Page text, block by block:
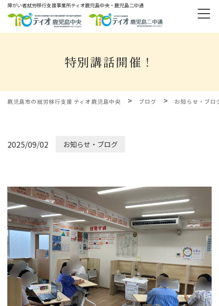
障がい者就労移⾏⽀援事業所ティオ⿅児島中央・鹿児島二中通
特別講話開催！
鹿児島市の就労移行支援 ティオ鹿児島中央 > ブログ > お知らせ・ブロ
2025/09/02 お知らせ・ブログ